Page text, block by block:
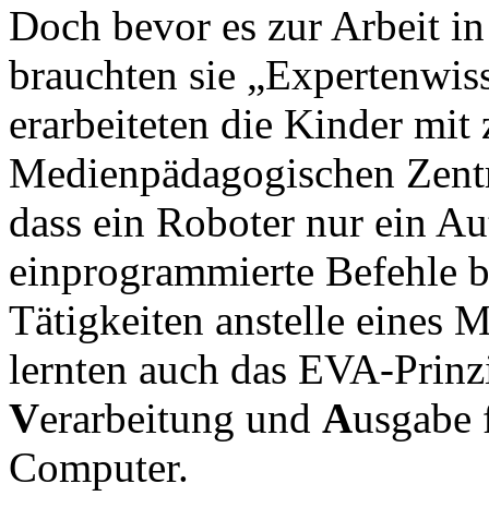
Doch bevor es zur Arbeit
brauchten sie
erarbeiteten die Kinder
Medienpädagogischen
dass ein Roboter nur ein
einprogrammierte Befehle
Tätigkeiten anstelle eines
lernten auch das EVA-
Verarbeitung und A
Computer.